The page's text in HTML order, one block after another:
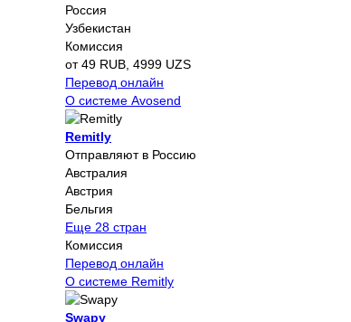
Россия
Узбекистан
Комиссия
от 49 RUB, 4999 UZS
Перевод онлайн
О системе Avosend
Remitly
Отправляют в Россию
Австралия
Австрия
Бельгия
Еще 28 стран
Комиссия
Перевод онлайн
О системе Remitly
Swapy